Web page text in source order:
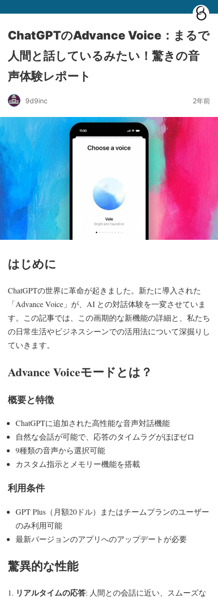
ChatGPTのAdvance Voice：まるで
人間と話しているみたい！驚きの音
声体験レポート
9d9inc 2年前
はじめに
ChatGPTの世界に革命が起きました。新たに導入された
「Advance Voice」が、AI との対話体験を一変させていま
す。この記事では、この画期的な新機能の詳細と、私たち
の日常生活やビジネスシーンでの活用法について深掘りし
ていきます。
Advance Voiceモードとは？
概要と特徴
ChatGPTに追加された高性能な音声対話機能
自然な会話が可能で、応答のタイムラグがほぼゼロ
9種類の音声から選択可能
カスタム指示とメモリー機能を搭載
利用条件
GPT Plus（月額20ドル）またはチームプランのユーザー
のみ利用可能
最新バージョンのアプリへのアップデートが必要
驚異的な性能
リアルタイムの応答: 人間との会話に近い、スムーズな